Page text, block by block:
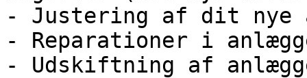
- Justering af dit nye
- Reparationer i
- Udskiftning af